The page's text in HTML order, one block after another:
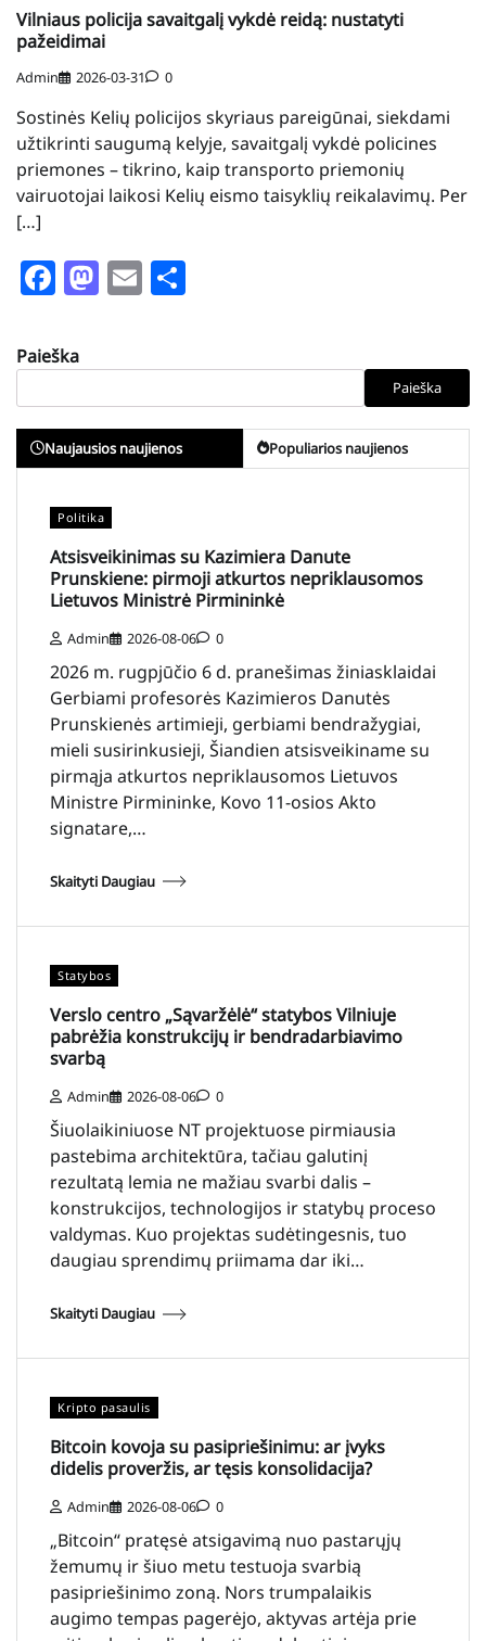
Vilniaus policija savaitgalį vykdė reidą: nustatyti
pažeidimai
Admin 2026-03-31 0
Sostinės Kelių policijos skyriaus pareigūnai, siekdami
užtikrinti saugumą kelyje, savaitgalį vykdė policines
priemones – tikrino, kaip transporto priemonių
vairuotojai laikosi Kelių eismo taisyklių reikalavimų. Per
[…]
Facebook
Mastodon
Email
Paieška
Paieška
Naujausios naujienos Populiarios naujienos
Politika
Atsisveikinimas su Kazimiera Danute
Prunskiene: pirmoji atkurtos nepriklausomos
Lietuvos Ministrė Pirmininkė
Admin 2026-08-06 0
2026 m. rugpjūčio 6 d. pranešimas žiniasklaidai
Gerbiami profesorės Kazimieros Danutės
Prunskienės artimieji, gerbiami bendražygiai,
mieli susirinkusieji, Šiandien atsisveikiname su
pirmąja atkurtos nepriklausomos Lietuvos
Ministre Pirmininke, Kovo 11-osios Akto
signatare,…
Skaityti Daugiau
Statybos
Verslo centro „Sąvaržėlė“ statybos Vilniuje
pabrėžia konstrukcijų ir bendradarbiavimo
svarbą
Admin 2026-08-06 0
Šiuolaikiniuose NT projektuose pirmiausia
pastebima architektūra, tačiau galutinį
rezultatą lemia ne mažiau svarbi dalis –
konstrukcijos, technologijos ir statybų proceso
valdymas. Kuo projektas sudėtingesnis, tuo
daugiau sprendimų priimama dar iki…
Skaityti Daugiau
Kripto pasaulis
Bitcoin kovoja su pasipriešinimu: ar įvyks
didelis proveržis, ar tęsis konsolidacija?
Admin 2026-08-06 0
„Bitcoin“ pratęsė atsigavimą nuo pastarųjų
žemumų ir šiuo metu testuoja svarbią
pasipriešinimo zoną. Nors trumpalaikis
augimo tempas pagerėjo, aktyvas artėja prie